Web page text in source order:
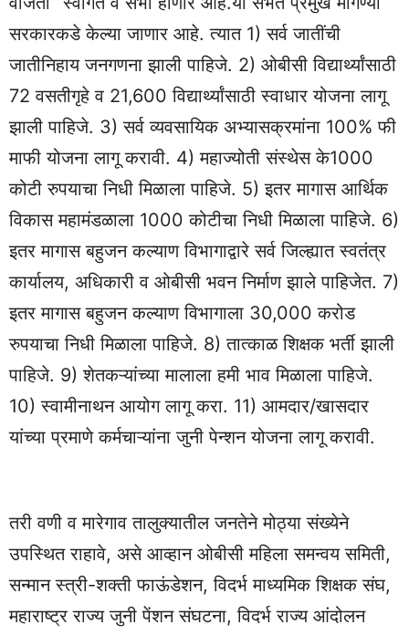
सरकारकडे केल्या जाणार आहे. त्यात 1) सर्व जातींची
जातीनिहाय जनगणना झाली पाहिजे. 2) ओबीसी विद्यार्थ्यांसाठी
72 वसतीगृहे व 21,600 विद्यार्थ्यांसाठी स्वाधार योजना लागू
झाली पाहिजे. 3) सर्व व्यवसायिक अभ्यासक्रमांना 100% फी
माफी योजना लागू करावी. 4) महाज्योती संस्थेस के1000
कोटी रुपयाचा निधी मिळाला पाहिजे. 5) इतर मागास आर्थिक
विकास महामंडळाला 1000 कोटीचा निधी मिळाला पाहिजे. 6)
इतर मागास बहुजन कल्याण विभागाद्वारे सर्व जिल्ह्यात स्वतंत्र
कार्यालय, अधिकारी व ओबीसी भवन निर्माण झाले पाहिजेत. 7)
इतर मागास बहुजन कल्याण विभागाला 30,000 करोड
रुपयाचा निधी मिळाला पाहिजे. 8) तात्काळ शिक्षक भर्ती झाली
पाहिजे. 9) शेतकऱ्यांच्या मालाला हमी भाव मिळाला पाहिजे.
10) स्वामीनाथन आयोग लागू करा. 11) आमदार/खासदार
यांच्या प्रमाणे कर्मचाऱ्यांना जुनी पेन्शन योजना लागू करावी.
तरी वणी व मारेगाव तालुक्यातील जनतेने मोठ्या संख्येने
उपस्थित राहावे, असे आव्हान ओबीसी महिला समन्वय समिती,
सन्मान स्त्री-शक्ती फाऊंडेशन, विदर्भ माध्यमिक शिक्षक संघ,
महाराष्ट्र राज्य जुनी पेंशन संघटना, विदर्भ राज्य आंदोलन